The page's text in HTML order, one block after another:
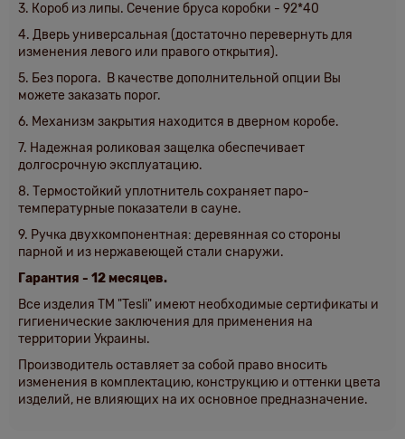
3. Короб из липы. Сечение бруса коробки - 92*40
4. Дверь универсальная (достаточно перевернуть для
изменения левого или правого открытия).
5. Без порога. В качестве дополнительной опции Вы
можете заказать порог.
6. Механизм закрытия находится в дверном коробе.
7. Надежная роликовая защелка обеспечивает
долгосрочную эксплуатацию.
8. Термостойкий уплотнитель сохраняет паро-
температурные показатели в сауне.
9. Ручка двухкомпонентная: деревянная со стороны
парной и из нержавеющей стали снаружи.
Гарантия - 12 месяцев.
Все изделия ТМ "Tesli" имеют необходимые сертификаты и
гигиенические заключения для применения на
территории Украины.
Производитель оставляет за собой право вносить
изменения в комплектацию, конструкцию и оттенки цвета
изделий, не влияющих на их основное предназначение.